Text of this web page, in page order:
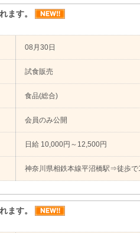
ます。
08月30日
試食販売
食品(総合)
会員のみ公開
日給 10,000円～12,500円
神奈川県相鉄本線平沼橋駅⇒徒歩で
ます。